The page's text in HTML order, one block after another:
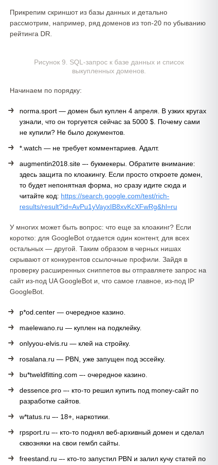
Прикрепим скриншот из базы данных и детально
рассмотрим, например, ряд доменов из топ-20 по убыванию
рейтинга DR.
Рисунок 9. SQL-запрос к базе данных и список
выкупленных доменов.
Начинаем по порядку:
norma.sport — домен был куплен 4 апреля. В узких кругах
узнали, что он торгуется сейчас за 5000 $. Почему сами
не купили? Не было документов.
*.watch — не требует комментариев. Адалт.
augmentin2018.site –- букмекеры. Обратите внимание:
здесь защита по клоакингу. Если просто откроете домен,
то будет непонятная форма, но сразу идите сюда и
читайте код: https://search.google.com/test/rich-
results/result?id=AvPu1yVayxIB8xvKcXFwRg&hl=ru
У многих может быть вопрос: что еще за клоакинг? Если
коротко: для GoogleBot отдается один контент, для всех
остальных — другой. Таким образом в черных нишах
скрывают от конкурентов ссылочные профили. Зайдя в
проверку расширенных сниппетов вы отправляете запрос на
сайт из-под UA GoogleBot и, что самое главное, из-под IP
GoogleBot.
p*od.center — очередное казино.
maelewano.ru — куплен на подклейку.
onlyyou-elvis.ru — клей на стройку.
rosalana.ru — PBN, уже запущен под эссейку.
bu*tweldfitting.com –- очередное казино.
dessence.pro –- кто-то решил купить под money-сайт по
разработке сайтов.
w*tatus.ru –- 18+, наркотики.
rpsport.ru –- кто-то поднял веб-архивный домен и сделал
сквозняки на свои гембл сайты.
freestand.ru –- кто-то запустил PBN и залил кучу статей по